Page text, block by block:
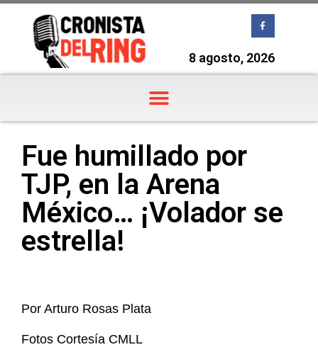
8 agosto, 2026
Fue humillado por
TJP, en la Arena
México… ¡Volador se
estrella!
Por Arturo Rosas Plata
Fotos Cortesía CMLL